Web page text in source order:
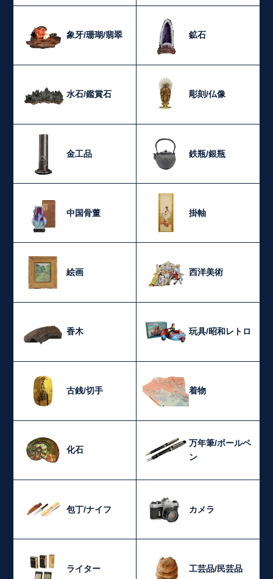
象牙/珊瑚/翡翠 鉱石
水石/鑑賞石 彫刻/仏像
金工品 鉄瓶/銀瓶
中国骨董 掛軸
絵画 西洋美術
香木 玩具/昭和レトロ
古銭/切手 着物
化石
万年筆/ボールペ
ン
包丁/ナイフ カメラ
ライター 工芸品/民芸品